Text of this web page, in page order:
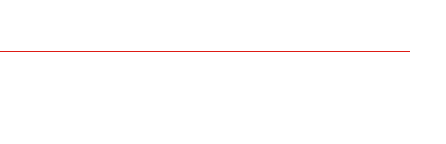
un'indagine concentrata su